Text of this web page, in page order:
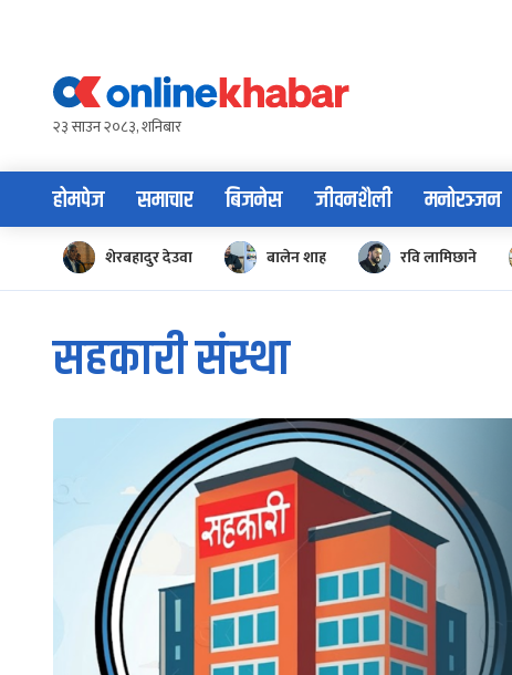
content२३ साउन २०८३, शनिबार
होमपेज समाचार बिजनेस जीवनशैली मनोरञ्जन
शेरबहादुर देउवा बालेन शाह रवि लामिछाने
सहकारी संस्था